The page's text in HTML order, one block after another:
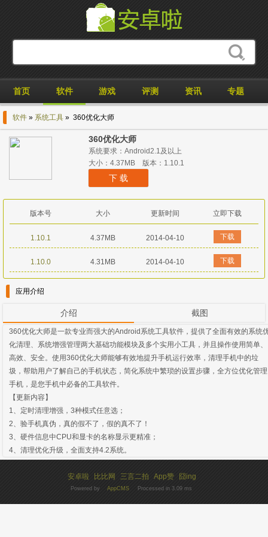
首页 软件 游戏 评测 资讯 专题
软件 » 系统工具 » 360优化大师
360优化大师
系统要求：Android2.1及以上
大小：4.37MB 版本：1.10.1
下 载
版本号 大小 更新时间 立即下载
1.10.1 4.37MB 2014-04-10 下载
1.10.0 4.31MB 2014-04-10 下载
应用介绍
介绍 截图
360优化大师是一款专业而强大的Android系统工具软件，提供了全面有效的系统
化清理、系统增强管理两大基础功能模块及多个实用小工具，并且操作使用简单、
高效、安全。使用360优化大师能够有效地提升手机运行效率，清理手机中的垃
圾，帮助用户了解自己的手机状态，简化系统中繁琐的设置步骤，全方位优化管理
手机，是您手机中必备的工具软件。
【更新内容】
1、定时清理增强，3种模式任意选；
2、验手机真伪，真的假不了，假的真不了！
3、硬件信息中CPU和显卡的名称显示更精准；
4、清理优化升级，全面支持4.2系统。
安卓啦 比比网 三言二拍 App赞 囧ing
Powered by AppCMS Processed in 3.09 ms